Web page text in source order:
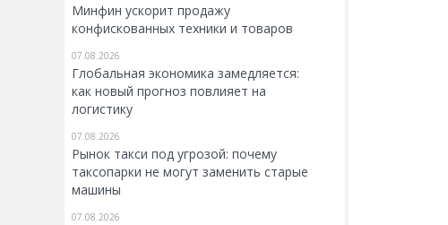
Минфин ускорит продажу
конфискованных техники и товаров
07.08.2026
Глобальная экономика замедляется:
как новый прогноз повлияет на
логистику
07.08.2026
Рынок такси под угрозой: почему
таксопарки не могут заменить старые
машины
07.08.2026